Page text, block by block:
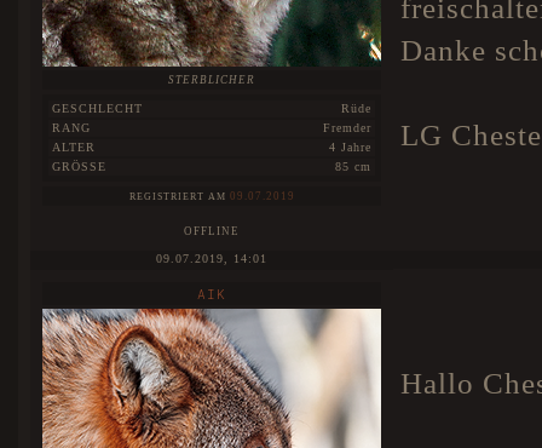
STERBLICHER
GESCHLECHT
Rüde
RANG
Fremder
ALTER
4 Jahre
GRÖSSE
85 cm
REGISTRIERT AM 09.07.2019
OFFLINE
Danke
LG
09.07.2019, 14:01
AIK
Hallo